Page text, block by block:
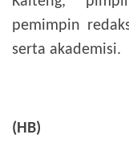
pemimpin
serta akademisi.
(HB)